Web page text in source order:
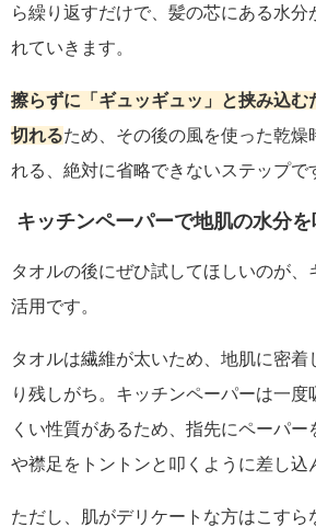
ら繰り返すだけで、髪の芯にある水分
れていきます。
擦らずに「ギュッギュッ」と挟み込む
切れるため、その後の風を使った乾燥
れる、絶対に省略できないステップで
キッチンペーパーで地肌の水分
タオルの後にぜひ試してほしいのが、
活用です。
タオルは繊維が太いため、地肌に密着
り残しがち。キッチンペーパーは一度
くい性質があるため、指先にペーパー
や襟足をトントンと叩くように差し込
ただし、肌がデリケートな方はこすら